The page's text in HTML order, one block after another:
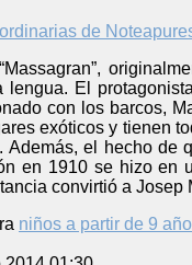
lengua. El
con los barcos,
exóticos y tienen
Además, el hecho de
en 1910 se hizo en
convirtió a
niños a partir de 9